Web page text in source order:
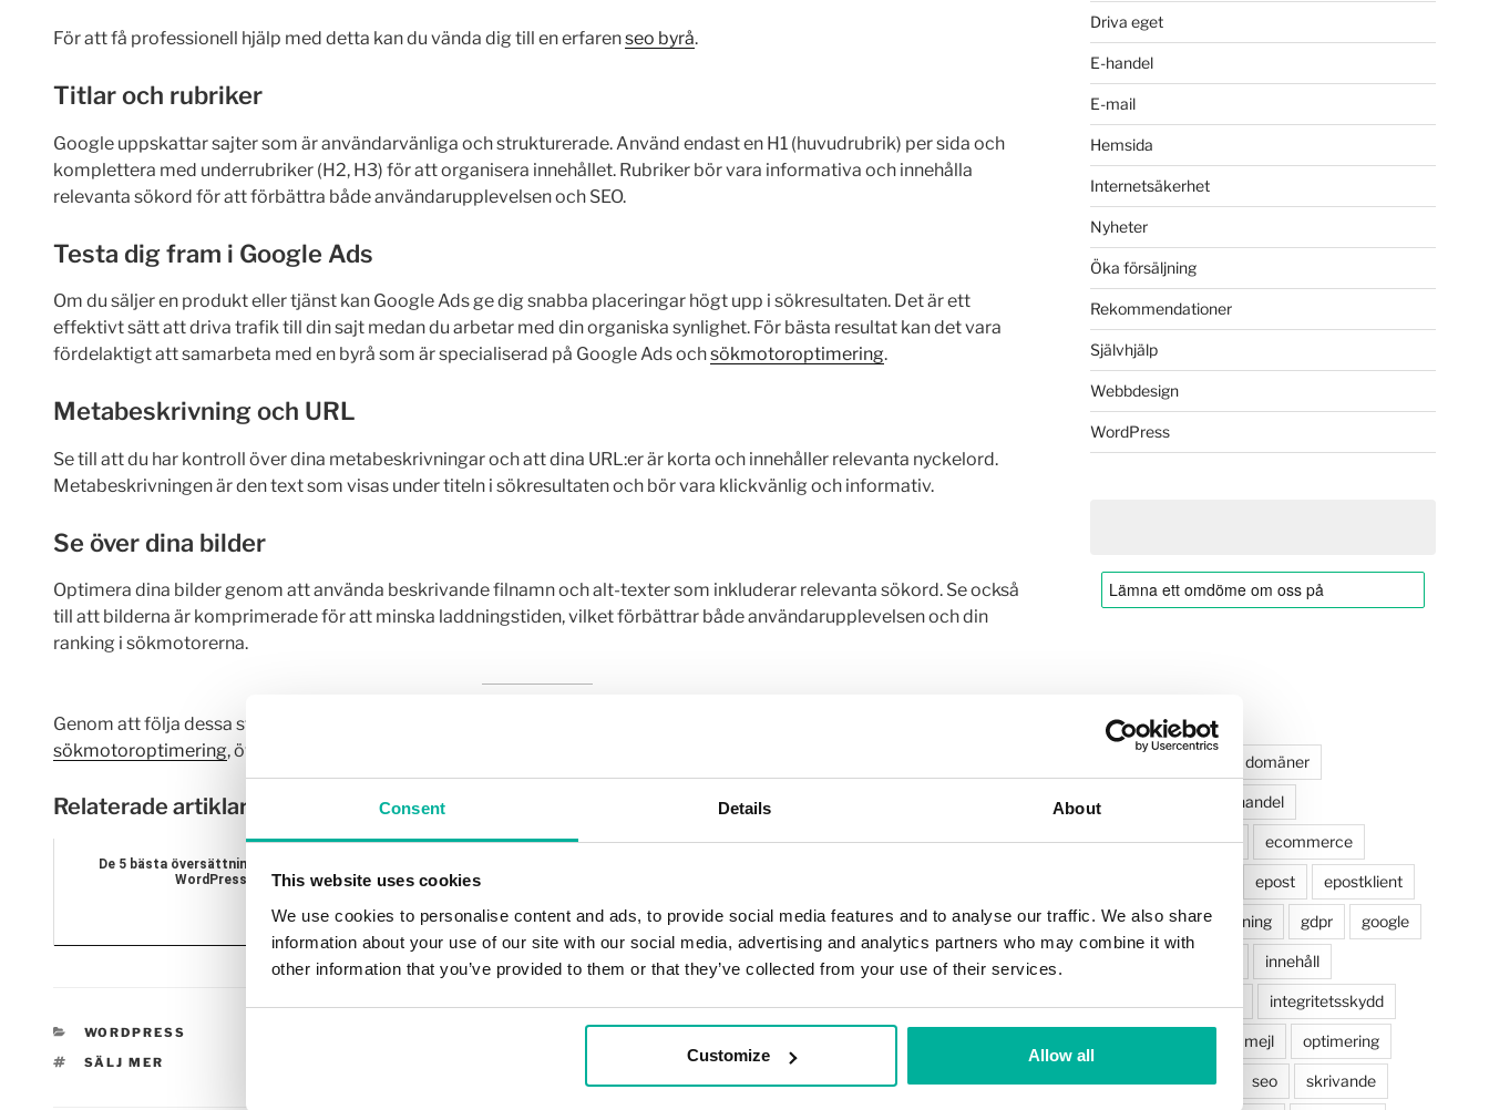
Consent Details About
This website uses cookies
We use cookies to personalise content and ads, to provide social media features and to analyse our traffic. We also share
information about your use of our site with our social media, advertising and analytics partners who may combine it with
other information that you’ve provided to them or that they’ve collected from your use of their services.
Customize Allow all
För att få professionell hjälp med detta kan du vända dig till en erfarenseo byrå.
Titlar och rubriker
Google uppskattar sajter som är användarvänliga och strukturerade. Använd endast en H1 (huvudrubrik) per sida och
komplettera med underrubriker (H2, H3) för att organisera innehållet. Rubriker bör vara informativa och innehålla
relevanta sökord för att förbättra både användarupplevelsen och SEO.
Testa dig fram i Google Ads
Om du säljer en produkt eller tjänst kan Google Ads ge dig snabba placeringar högt upp i sökresultaten. Det är ett
effektivt sätt att driva trafik till din sajt medan du arbetar med din organiska synlighet. För bästa resultat kan det vara
fördelaktigt att samarbeta med en byrå som är specialiserad på Google Ads ochsökmotoroptimering.
Metabeskrivning och URL
Se till att du har kontroll över dina metabeskrivningar och att dina URL:er är korta och innehåller relevanta nyckelord.
Metabeskrivningen är den text som visas under titeln i sökresultaten och bör vara klickvänlig och informativ.
Se över dina bilder
Optimera dina bilder genom att använda beskrivande filnamn och alt-texter som inkluderar relevanta sökord. Se också
till att bilderna är komprimerade för att minska laddningstiden, vilket förbättrar både användarupplevelsen och din
ranking i sökmotorerna.
Genom att följa dessa steg kan du förbättra din sajts synlighet på Google. För ytterligare hjälp och expertis inom
sökmotoroptimering, överväg att samarbeta med WebDivision, en erfaren aktör inom området.
Relaterade artiklar:
De 5 bästa översättningstilläggen i
WordPress
KATEGORIER
WORDPRESS
TAGGAR
SÄLJ MER
Driva eget
E-handel
E-mail
Hemsida
Internetsäkerhet
Nyheter
Öka försäljning
Rekommendationer
Självhjälp
Webbdesign
WordPress
domäner
e-handel
e-handelslösningar ecommerce
epost epostklient
facebook försäljning gdpr google
innehåll
integritetsskydd
mejl optimering
plugin plugins seo skrivande